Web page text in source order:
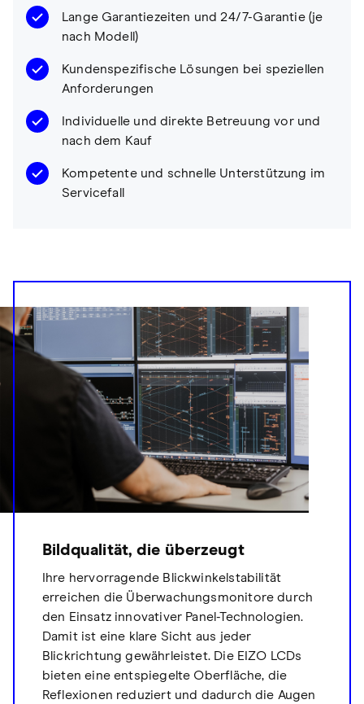
Lange Garantiezeiten und 24/7-Garantie (je
nach Modell)
Kundenspezifische Lösungen bei speziellen
Anforderungen
Individuelle und direkte Betreuung vor und
nach dem Kauf
Kompetente und schnelle Unterstützung im
Servicefall
Bildqualität, die überzeugt
Ihre hervorragende Blickwinkelstabilität
erreichen die Überwachungsmonitore durch
den Einsatz innovativer Panel-Technologien.
Damit ist eine klare Sicht aus jeder
Blickrichtung gewährleistet. Die EIZO LCDs
bieten eine entspiegelte Oberfläche, die
Reflexionen reduziert und dadurch die Augen